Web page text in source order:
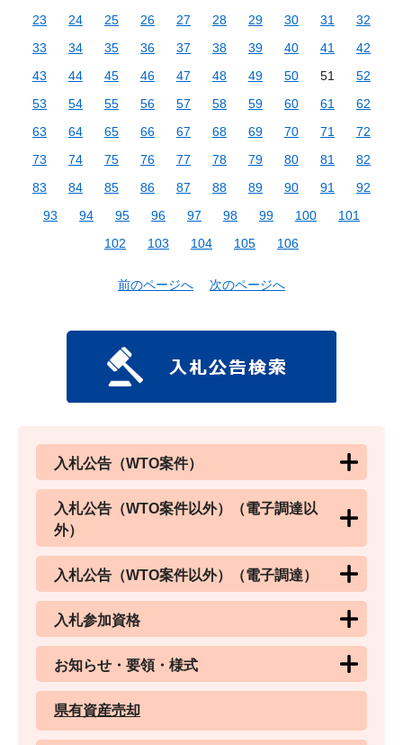
23
24 25 26 27 28 29 30 31
32
33
34 35 36 37 38 39 40 41
42
43
44 45 46 47 48 49 50 51
52
53
54 55 56 57 58 59 60 61
62
63
64 65 66 67 68 69 70 71
72
73
74 75 76 77 78 79 80 81
82
83
84 85 86 87 88 89 90 91
92
93
94 95 96 97 98 99 100
101
102
103 104 105 106
前のページへ 次のページへ
入札公告（WTO案件）
入札公告（WTO案件以外）（電子調達以
外）
入札公告（WTO案件以外）（電子調達）
入札参加資格
お知らせ・要領・様式
県有資産売却